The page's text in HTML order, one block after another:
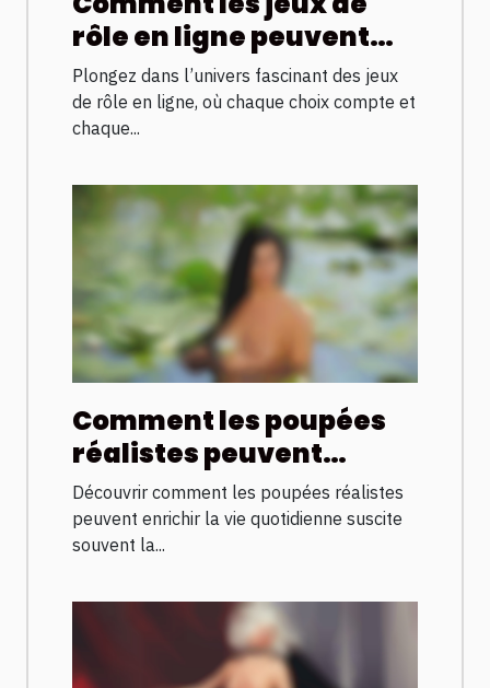
rôle en ligne peuvent
renforcer vos
compétences
stratégiques ?
Plongez dans l’univers fascinant des jeux
de rôle en ligne, où chaque choix compte et
chaque...
Comment les poupées
réalistes peuvent
améliorer la qualité de
vie ?
Découvrir comment les poupées réalistes
peuvent enrichir la vie quotidienne suscite
souvent la...